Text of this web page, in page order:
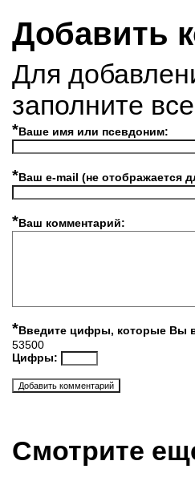
Добавить
Для
заполните
*Ваше имя или псевдоним:
*Ваш e-mail (не отображается
*Ваш комментарий:
*Введите цифры, которые Вы
53500
Цифры:
Смотрите